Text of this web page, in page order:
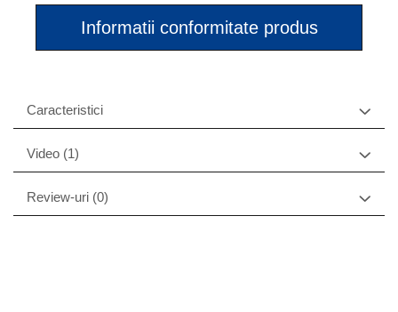
Informatii conformitate produs
Caracteristici
Video (1)
Review-uri (0)